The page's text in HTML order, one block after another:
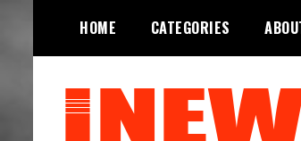
content
HOME CATEGORIES